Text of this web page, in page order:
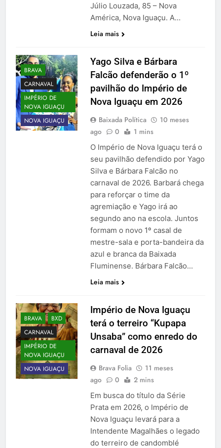
Júlio Louzada, 85 – Nova
América, Nova Iguaçu. A…
Leia mais
BRAVA
CARNAVAL
IMPÉRIO DE
NOVA IGUAÇU
NOVA IGUAÇU
Yago Silva e Bárbara
Falcão defenderão o 1º
pavilhão do Império de
Nova Iguaçu em 2026
Baixada Política
10 meses
ago
0 1 mins
O Império de Nova Iguaçu terá o
seu pavilhão defendido por Yago
Silva e Bárbara Falcão no
carnaval de 2026. Barbará chega
para reforçar o time da
agremiação e Yago irá ao
segundo ano na escola. Juntos
formam o novo 1º casal de
mestre-sala e porta-bandeira da
azul e branca da Baixada
Fluminense. Bárbara Falcão…
Leia mais
BRAVA
BXD
CARNAVAL
IMPÉRIO DE
NOVA IGUAÇU
NOVA IGUAÇU
Império de Nova Iguaçu
terá o terreiro “Kupapa
Unsaba” como enredo do
carnaval de 2026
Brava Folia
11 meses
ago
0 2 mins
Em busca do título da Série
Prata em 2026, o Império de
Nova Iguaçu levará para a
Intendente Magalhães o legado
do terreiro de candomblé